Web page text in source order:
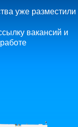
уже разместили
вакансий и